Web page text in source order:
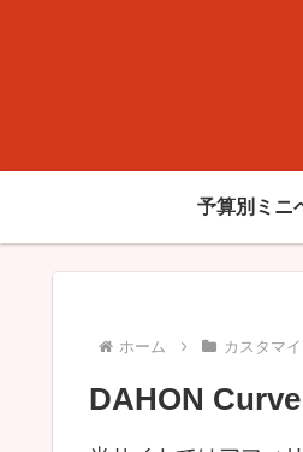
予算別ミニ
ホーム カスタマ
DAHON